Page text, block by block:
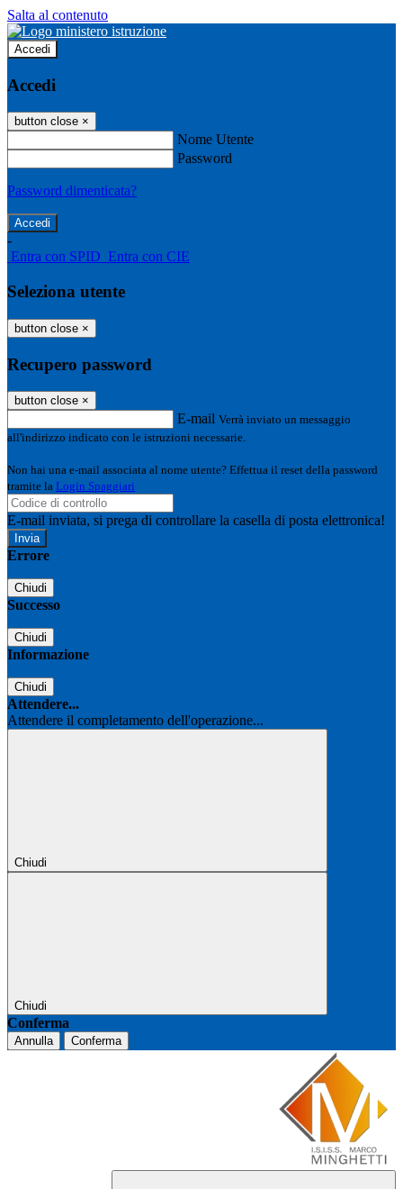
Salta al contenuto
Accedi
Accedi
button close ×
Nome Utente
Password
Password dimenticata?
-
Entra con SPID Entra con CIE
Seleziona utente
button close ×
Recupero password
button close ×
E-mail Verrà inviato un messaggio
all'indirizzo indicato con le istruzioni necessarie.
Non hai una e-mail associata al nome utente? Effettua il reset della password
tramite la Login Spaggiari
E-mail inviata, si prega di controllare la casella di posta elettronica!
Errore
Chiudi
Successo
Chiudi
Informazione
Chiudi
Attendere...
Attendere il completamento dell'operazione...
Chiudi
Chiudi
Conferma
Annulla Conferma